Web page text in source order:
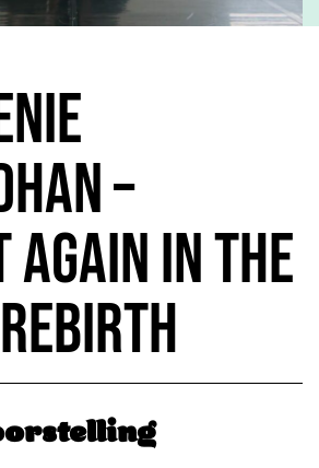
–
Again in the